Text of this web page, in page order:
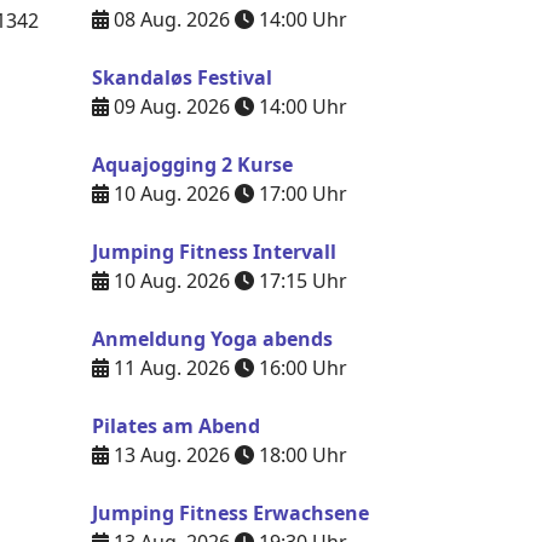
08 Aug. 2026
14:00 Uhr
Skandaløs Festival
09 Aug. 2026
14:00 Uhr
Aquajogging 2 Kurse
10 Aug. 2026
17:00 Uhr
Jumping Fitness Intervall
10 Aug. 2026
17:15 Uhr
Anmeldung Yoga abends
11 Aug. 2026
16:00 Uhr
Pilates am Abend
13 Aug. 2026
18:00 Uhr
Jumping Fitness Erwachsene